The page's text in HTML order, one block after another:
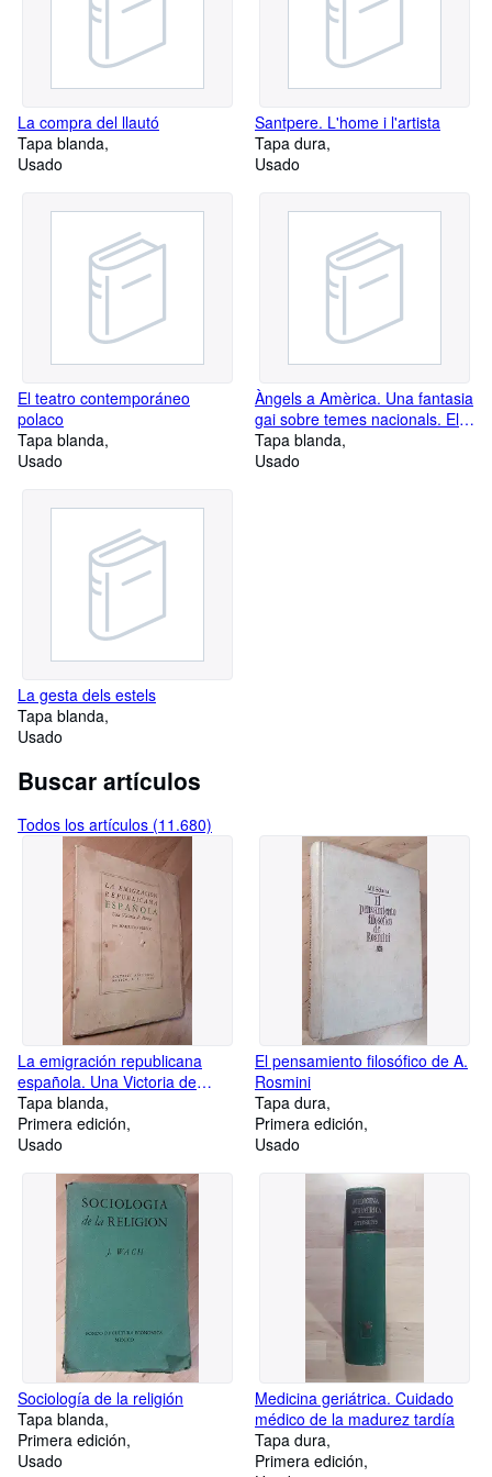
'politics', etc. Use this tool to refine your searches. For any
questions, please feel free to contact us via email:
llibreriabombeta@gmail.com
La compra del llautó
Tapa blanda
Usado
Santpere. L'home i l'artista
Tapa dura
Usado
El teatro contemporáneo
polaco
Tapa blanda
Usado
Àngels a Amèrica. Una fantasia
gai sobre temes nacionals. El
mil-leni s'acosta (Traducció de
Betty Alsina)
Tapa blanda
Usado
La gesta dels estels
Tapa blanda
Usado
Buscar artículos
Todos los artículos (11.680)
La emigración republicana
española. Una Victoria de
México
Tapa blanda
Primera edición
Usado
El pensamiento filosófico de A.
Rosmini
Tapa dura
Primera edición
Usado
Sociología de la religión
Tapa blanda
Primera edición
Usado
Medicina geriátrica. Cuidado
médico de la madurez tardía
Tapa dura
Primera edición